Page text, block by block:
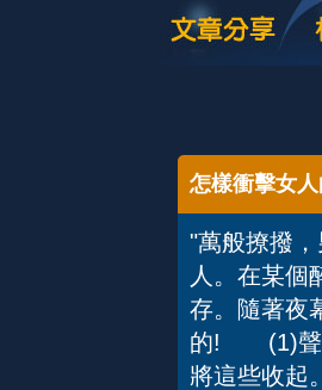
怎樣衝擊女
"萬般撩撥
人。在某個
存。隨著夜
的! (1)聲
將這些收起